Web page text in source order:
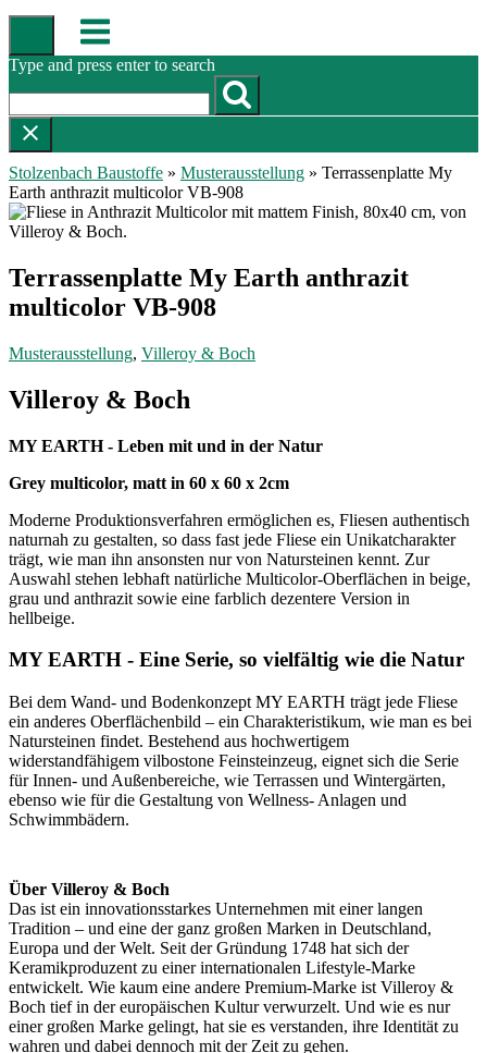
Skip
content
Menu
Type and press enter to search
Stolzenbach Baustoffe » Musterausstellung » Terrassenplatte My
Earth anthrazit multicolor VB-908
Terrassenplatte My Earth anthrazit
multicolor VB-908
Musterausstellung, Villeroy & Boch
Villeroy & Boch
MY EARTH - Leben mit und in der Natur
Grey multicolor, matt in 60 x 60 x 2cm
Moderne Produktionsverfahren ermöglichen es, Fliesen authentisch
naturnah zu gestalten, so dass fast jede Fliese ein Unikatcharakter
trägt, wie man ihn ansonsten nur von Natursteinen kennt. Zur
Auswahl stehen lebhaft natürliche Multicolor-Oberflächen in beige,
grau und anthrazit sowie eine farblich dezentere Version in
hellbeige.
MY EARTH - Eine Serie, so vielfältig wie die Natur
Bei dem Wand- und Bodenkonzept MY EARTH trägt jede Fliese
ein anderes Oberflächenbild – ein Charakteristikum, wie man es bei
Natursteinen findet. Bestehend aus hochwertigem
widerstandfähigem vilbostone Feinsteinzeug, eignet sich die Serie
für Innen- und Außenbereiche, wie Terrassen und Wintergärten,
ebenso wie für die Gestaltung von Wellness- Anlagen und
Schwimmbädern.
Über Villeroy & Boch
Das ist ein innovationsstarkes Unternehmen mit einer langen
Tradition – und eine der ganz großen Marken in Deutschland,
Europa und der Welt. Seit der Gründung 1748 hat sich der
Keramikproduzent zu einer internationalen Lifestyle-Marke
entwickelt. Wie kaum eine andere Premium-Marke ist Villeroy &
Boch tief in der europäischen Kultur verwurzelt. Und wie es nur
einer großen Marke gelingt, hat sie es verstanden, ihre Identität zu
wahren und dabei dennoch mit der Zeit zu gehen.